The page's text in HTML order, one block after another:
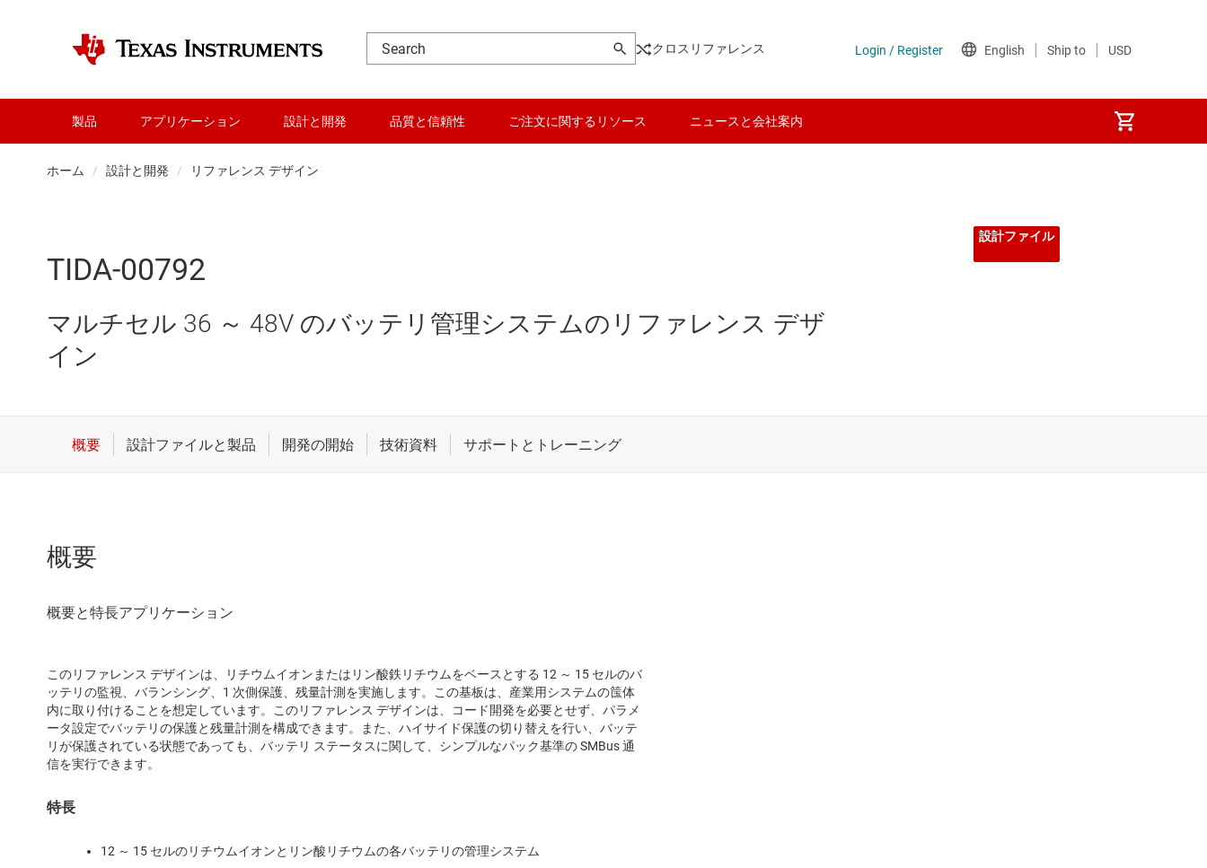
クロスリファレンス
製品 アプリケーション 設計と開発 品質と信頼性 ご注文に関するリソース ニュースと会社案内
ホーム 設計と開発 リファレンス デザイン
TIDA-00792
マルチセル 36 ～ 48V のバッテリ管理システムのリファレンス デザ
イン
設計ファイル
概要
このリファレンス デザインは、リチウムイオンまたはリン酸鉄リチウムをベースとする 12 ～ 15 セルのバ
ッテリの監視、バランシング、1 次側保護、残量計測を実施します。この基板は、産業用システムの筺体
内に取り付けることを想定しています。このリファレンス デザインは、コード開発を必要とせず、パラメ
ータ設定でバッテリの保護と残量計測を構成できます。また、ハイサイド保護の切り替えを行い、バッテ
リが保護されている状態であっても、バッテリ ステータスに関して、シンプルなパック基準の SMBus 通
信を実行できます。
特長
12 ～ 15 セルのリチウムイオンとリン酸リチウムの各バッテリの管理システム